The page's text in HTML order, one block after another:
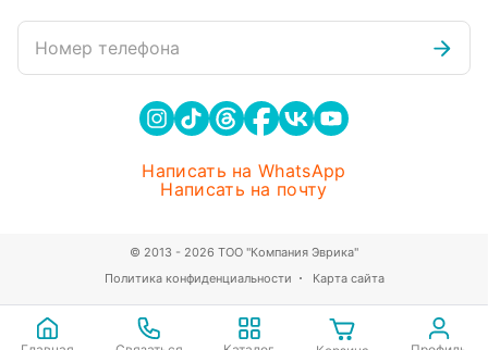
Номер телефона
Написать на WhatsApp
Написать на почту
Политика конфиденциальности Карта сайта
© 2013 - 2026 ТОО "Компания Эврика"